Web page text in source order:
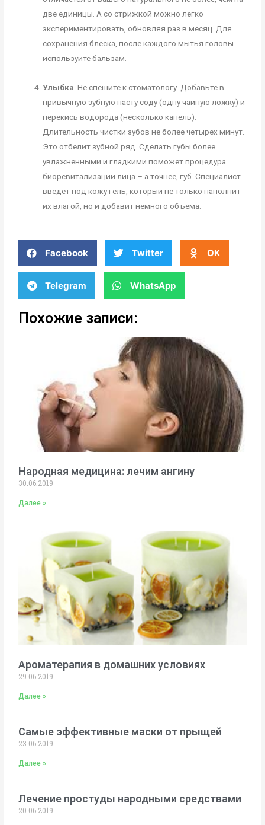
две единицы. А со стрижкой можно легко
экспериментировать, обновляя раз в месяц. Для
сохранения блеска, после каждого мытья головы
используйте бальзам.
Улыбка . Не спешите к стоматологу. Добавьте в
привычную зубную пасту соду (одну чайную ложку) и
перекись водорода (несколько капель).
Длительность чистки зубов не более четырех минут.
Это отбелит зубной ряд. Сделать губы более
увлажненными и гладкими поможет процедура
биоревитализации лица – а точнее, губ. Специалист
введет под кожу гель, который не только наполнит
их влагой, но и добавит немного объема.
Facebook Twitter OK
Telegram WhatsApp
Похожие записи:
Народная медицина: лечим ангину
30.06.2019
Далее »
Ароматерапия в домашних условиях
29.06.2019
Далее »
Самые эффективные маски от прыщей
23.06.2019
Далее »
Лечение простуды народными средствами
20.06.2019